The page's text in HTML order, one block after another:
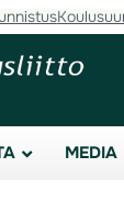
MEDIA